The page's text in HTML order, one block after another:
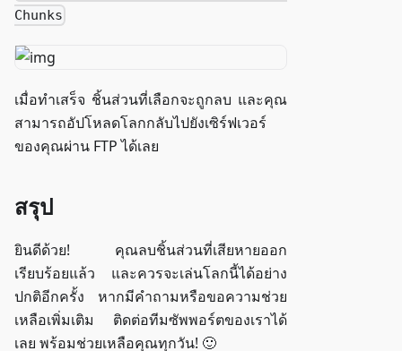
Chunks
เมื่อทำเสร็จ ชิ้นส่วนที่เลือกจะถูกลบ และคุณ
สามารถอัปโหลดโลกกลับไปยังเซิร์ฟเวอร์
ของคุณผ่าน FTP ได้เลย
สรุป
ยินดีด้วย! คุณลบชิ้นส่วนที่เสียหายออก
เรียบร้อยแล้ว และควรจะเล่นโลกนี้ได้อย่าง
ปกติอีกครั้ง หากมีคำถามหรือขอความช่วย
เหลือเพิ่มเติม ติดต่อทีมซัพพอร์ตของเราได้
เลย พร้อมช่วยเหลือคุณทุกวัน! 🙂